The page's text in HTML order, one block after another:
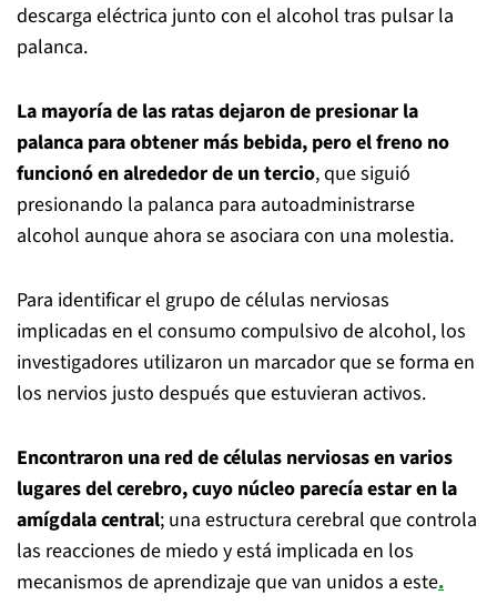
descarga eléctrica junto con el alcohol tras pulsar la
palanca.
La mayoría de las ratas dejaron de presionar la
palanca para obtener más bebida, pero el freno no
funcionó en alrededor de un tercio, que siguió
presionando la palanca para autoadministrarse
alcohol aunque ahora se asociara con una molestia.
Para identificar el grupo de células nerviosas
implicadas en el consumo compulsivo de alcohol, los
investigadores utilizaron un marcador que se forma en
los nervios justo después que estuvieran activos.
Encontraron una red de células nerviosas en varios
lugares del cerebro, cuyo núcleo parecía estar en la
amígdala central; una estructura cerebral que controla
las reacciones de miedo y está implicada en los
mecanismos de aprendizaje que van unidos a este.